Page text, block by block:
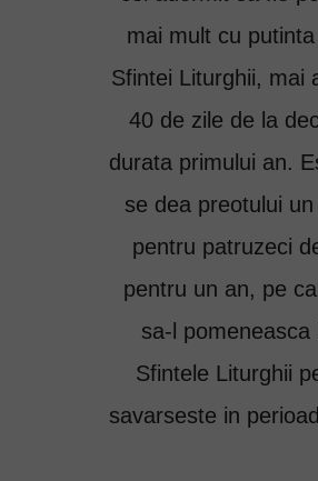
mai mult cu putinta
Sfintei Liturghii, mai
40 de zile de la
durata primului an.
se dea preotului
pentru patruzeci
pentru un an, pe
sa-l pomeneasca
Sfintele Liturghii
savarseste in